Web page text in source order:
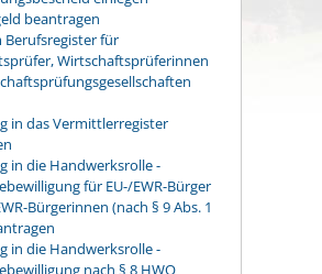
beantragen
Berufsregister für
Wirtschaftsprüferinnen
in das Vermittlerregister
in die Handwerksrolle -
für EU-/EWR-Bürger
Bürgerinnen (nach § 9 Abs. 1
in die Handwerksrolle -
nach § 8 HWO